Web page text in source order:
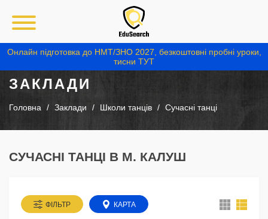
Онлайн підготовка до НМТ/ЗНО 2027, безкоштовні пробні уроки,
тисни ТУТ
ЗАКЛАДИ
Головна Заклади Школи танців Сучасні танці
СУЧАСНІ ТАНЦІ В М. КАЛУШ
ФІЛЬТР КАРТА